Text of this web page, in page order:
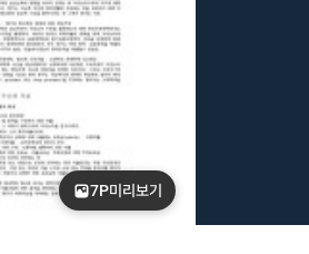
7P미리보기